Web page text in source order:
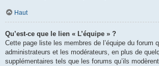
Haut
Qu’est-ce que le lien « L’équipe » ?
Cette page liste les membres de l’équipe du forum
administrateurs et les modérateurs, en plus de
supplémentaires tels que les forums qu’ils